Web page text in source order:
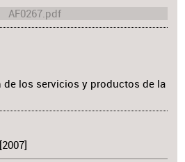
los servicios y productos de la
[2007]